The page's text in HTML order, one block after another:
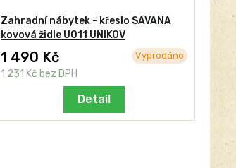
Zahradní nábytek - křeslo SAVANA
kovová židle U011 UNIKOV
1 490 Kč
1 231 Kč bez DPH
Vyprodáno
Detail